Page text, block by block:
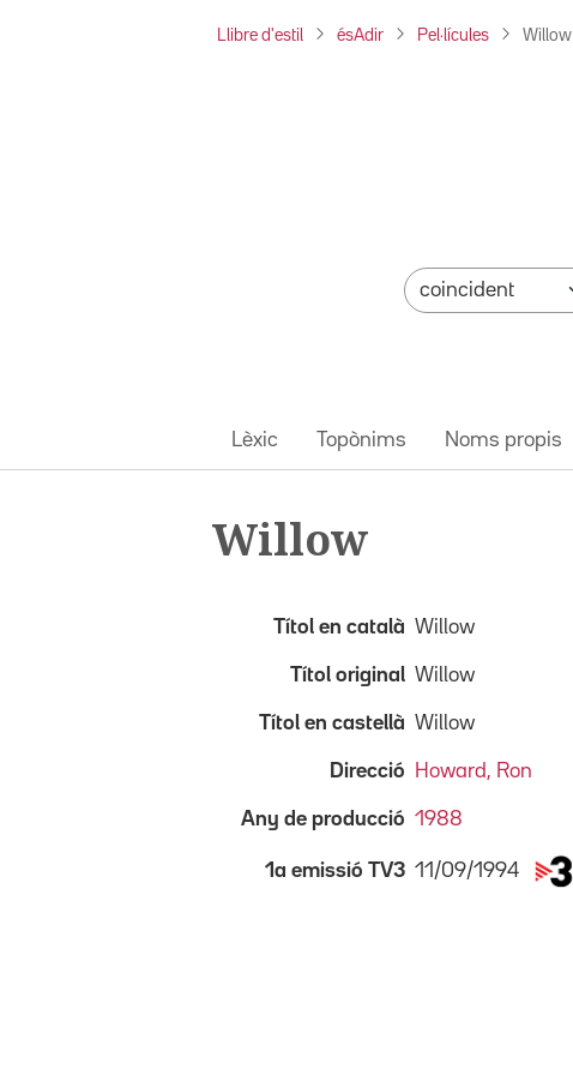
Llibre d'estil ésAdir Pel·lícules Willow
Lèxic Topònims Noms propis
Willow
Títol en català Willow
Títol original Willow
Títol en castellà Willow
Direcció Howard, Ron
Any de producció 1988
1a emissió TV3 11/09/1994